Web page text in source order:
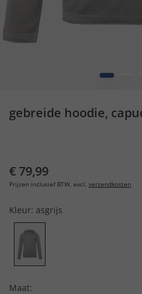
1
gebreide hoodie,
€ 79,99
Prijzen inclusief BTW, excl. verzendkosten
Kleur: asgrijs
Maat: